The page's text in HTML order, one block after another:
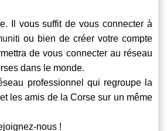
Il vous suffit de vous connecter à
ou bien de créer votre compte
de vous connecter au réseau
dans le monde.
professionnel qui regroupe la
les amis de la Corse sur un même
nous !